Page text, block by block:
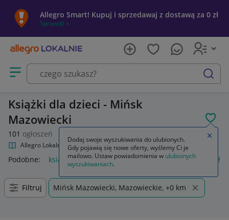
Allegro Smart! Kupuj i sprzedawaj z dostawą za 0 zł
Sprawdź »
Otwórz menu z kategoriami
szukaj
Książki dla dzieci - Mińsk
Mazowiecki
101 ogłoszeń
Allegro Lokalnie Kultura i rozrywka Książki Książki dla dzieci
Podobne: książki dla dzieci regał na książki dla dzieci
Filtruj Mińsk Mazowiecki, Mazowieckie, +0 km
Dodaj swoje wyszukiwania do ulubionych.
Gdy pojawią się nowe oferty, wyślemy Ci je
mailowo. Ustaw powiadomienia w ulubionych
wyszukiwaniach.